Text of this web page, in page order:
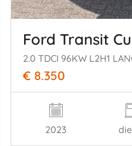
Ford Transit
2.0 TDCI 96KW L2H1
€ 8.350
2023